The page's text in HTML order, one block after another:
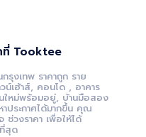
ที่ Tooktee
รุงเทพ ราคาถูก ราย
น์เฮ้าส์, คอนโด , อาคาร
ใหม่พร้อมอยู่, บ้านมือสอง
ประกาศได้มากขึ้น คุณ
ช่วงราคา เพื่อให้ได้
สุด